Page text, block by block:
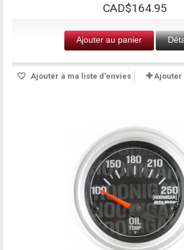
CAD$164.95
Ajouter au panier
Ajouter à ma liste d'envies Ajouter